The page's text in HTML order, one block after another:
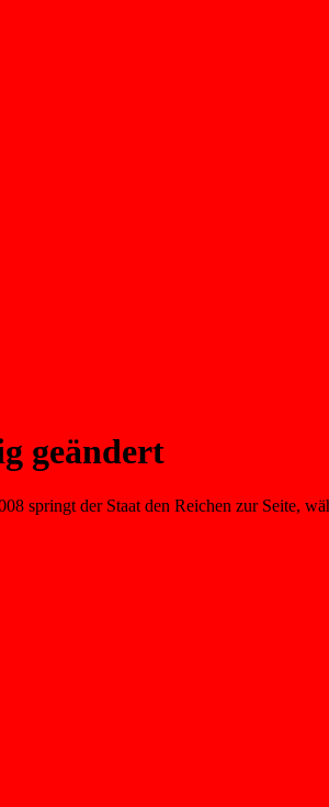
geändert
springt der Staat den Reichen zur Seite,